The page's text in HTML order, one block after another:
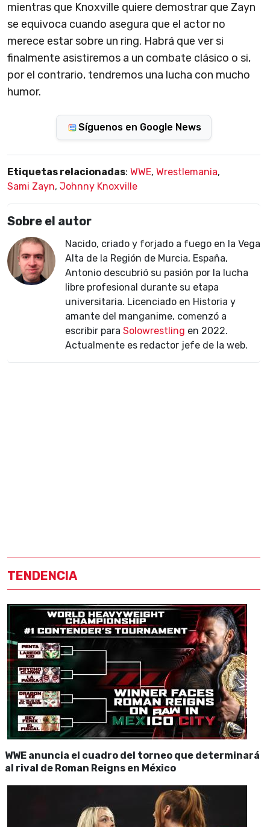
mientras que Knoxville quiere demostrar que Zayn
se equivoca cuando asegura que el actor no
merece estar sobre un ring. Habrá que ver si
finalmente asistiremos a un combate clásico o si,
por el contrario, tendremos una lucha con mucho
humor.
Síguenos en Google News
Etiquetas relacionadas: WWE, Wrestlemania,
Sami Zayn, Johnny Knoxville
Sobre el autor
Nacido, criado y forjado a fuego en la Vega
Alta de la Región de Murcia, España,
Antonio descubrió su pasión por la lucha
libre profesional durante su etapa
universitaria. Licenciado en Historia y
amante del manganime, comenzó a
escribir para Solowrestling en 2022.
Actualmente es redactor jefe de la web.
TENDENCIA
WWE anuncia el cuadro del torneo que determinará
al rival de Roman Reigns en México